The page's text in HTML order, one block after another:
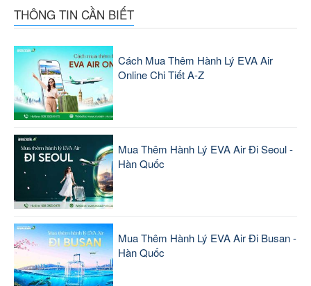
THÔNG TIN CẦN BIẾT
Cách Mua Thêm Hành Lý EVA Air
Online Chi Tiết A-Z
Mua Thêm Hành Lý EVA Air Đi Seoul -
Hàn Quốc
Mua Thêm Hành Lý EVA Air Đi Busan -
Hàn Quốc